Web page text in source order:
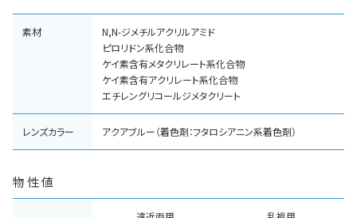
素材
N,N-ジメチルアクリルアミド
ピロリドン系化合物
ケイ素含有メタクリレート系化合物
ケイ素含有アクリレート系化合物
エチレングリコールジメタクリート
レンズカラー アクアブルー（着色剤：フタロシアニン系着色剤）
物性値